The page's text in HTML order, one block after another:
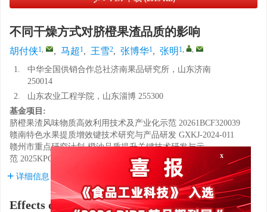
不同干燥方式对脐橙果渣品质的影响
胡付侠1, , 马超 1, 王雪2, 张博华1, 张明 1, ,
1.
中华全国供销合作总社济南果品研究所，山东济南
250014
2.
山东农业工程学院，山东淄博 255300
基金项目:
脐橙果渣风味物质高效利用技术及产业化示范 20261BCF320039
赣南特色水果提质增效键技术研究与产品研发 GXKJ-2024-011
赣州市重点研究计划-橙油品质提升关键技术研发与示
范 2025KPCE0005
详细信息
Effects of Different Drying Methods on the